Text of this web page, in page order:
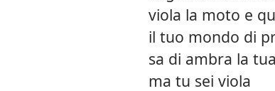
viola la moto e
il tuo mondo di
sa di ambra la
ma tu sei viola